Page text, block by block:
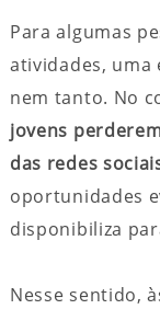
Para algumas
atividades, uma
nem tanto. No
jovens
das redes
oportunidades
disponibiliza
Nesse sentido,